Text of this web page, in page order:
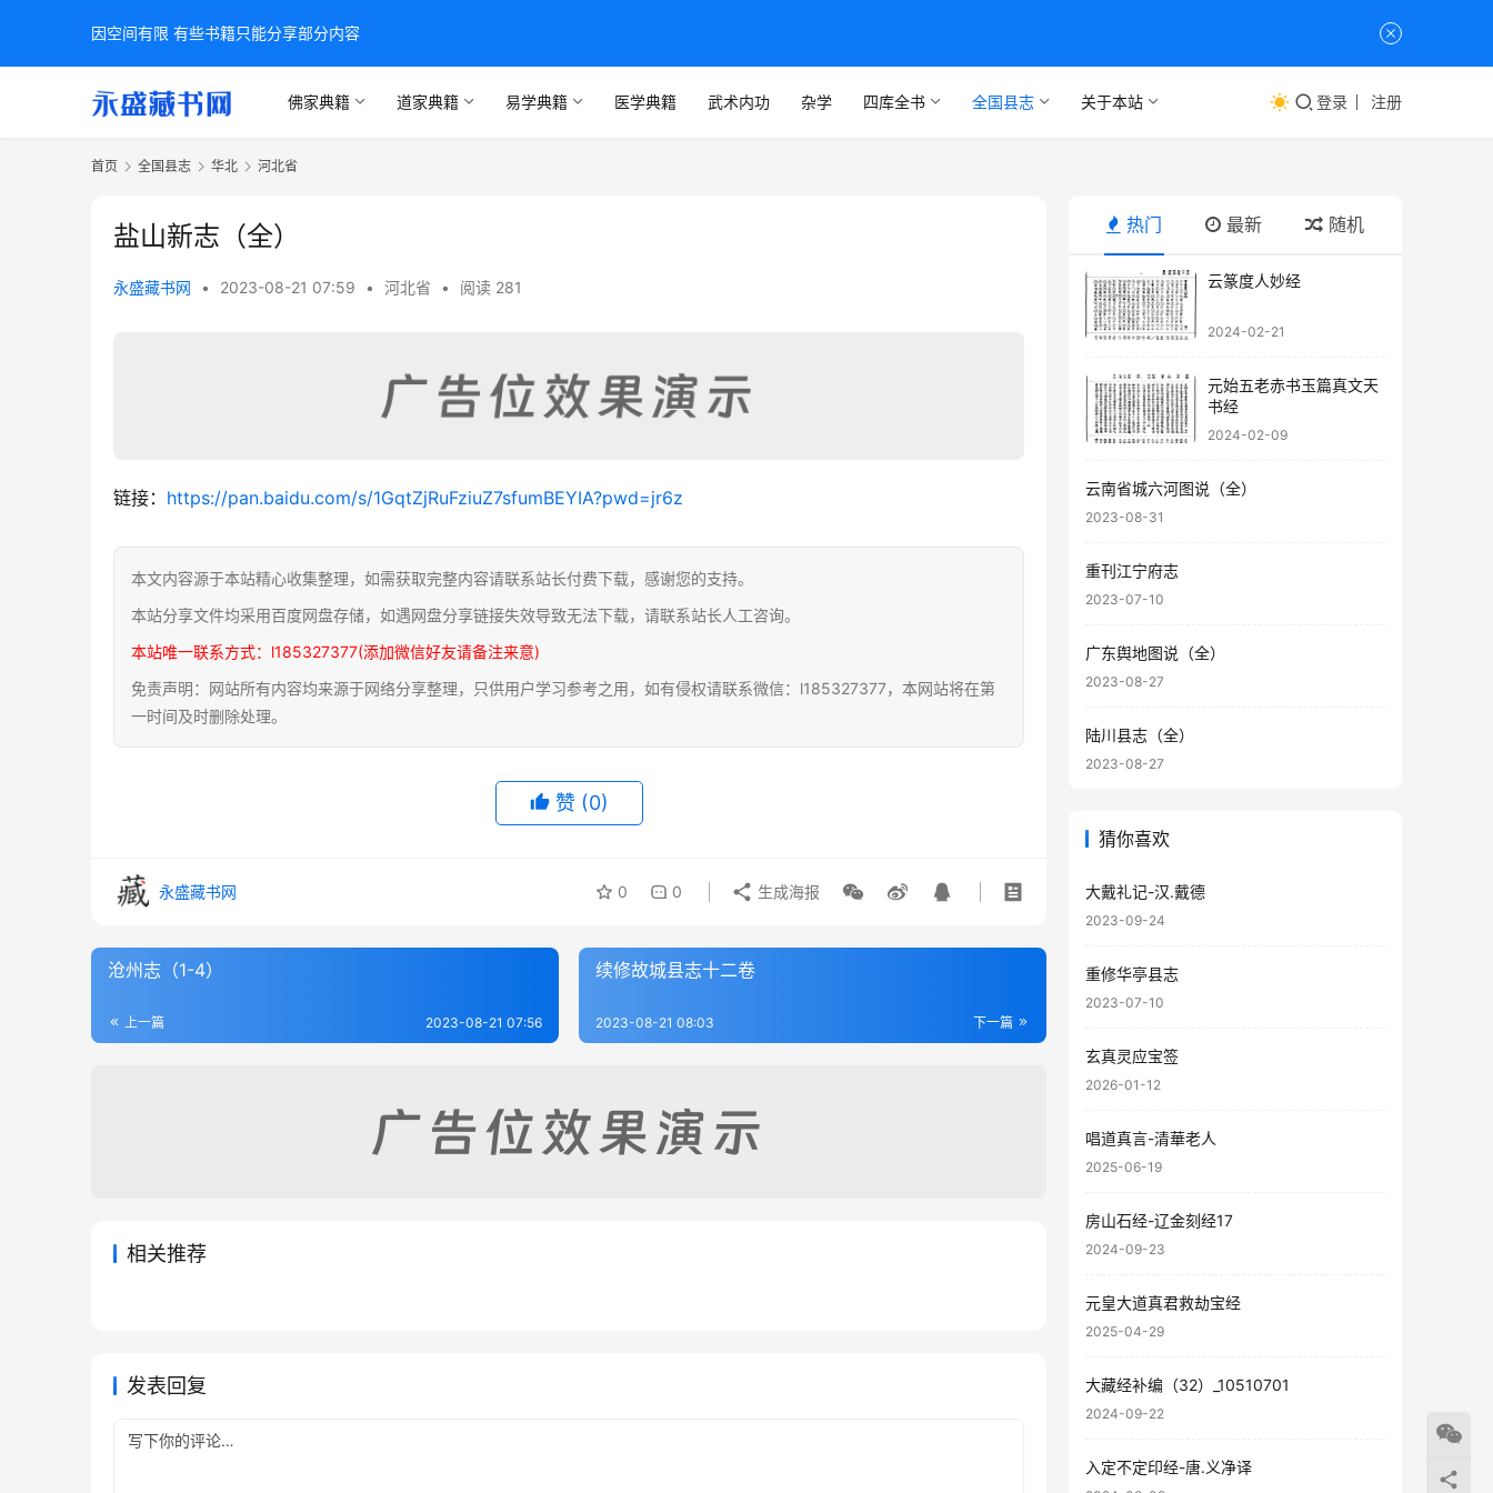
佛家典籍 道家典籍 易学典籍 医学典籍 武术内功 杂学 四库全书 全国县志 关于本站 登录 注册
首页 全国县志 华北 河北省
盐山新志（全）
永盛藏书网 • 2023-08-21 07:59 • 河北省 • 阅读 281
链接： https://pan.baidu.com/s/1GqtZjRuFziuZ7sfumBEYIA?pwd=jr6z
本文内容源于本站精心收集整理，如需获取完整内容请联系站长付费下载，感谢您的支持。
本站分享文件均采用百度网盘存储，如遇网盘分享链接失效导致无法下载，请联系站长人工咨询。
本站唯一联系方式：l185327377(添加微信好友请备注来意)
免责声明：网站所有内容均来源于网络分享整理，只供用户学习参考之用，如有侵权请联系微信：l185327377，本网站将在第
一时间及时删除处理。
赞 (0)
永盛藏书网 0 0 生成海报
沧州志（1-4）
上一篇 2023-08-21 07:56
续修故城县志十二卷
下一篇
2023-08-21 08:03
相关推荐
发表回复
热门 最新 随机
云篆度人妙经
2024-02-21
元始五老赤书玉篇真文天
书经
2024-02-09
云南省城六河图说（全）
2023-08-31
重刊江宁府志
2023-07-10
广东舆地图说（全）
2023-08-27
陆川县志（全）
2023-08-27
猜你喜欢
大戴礼记-汉.戴德
2023-09-24
重修华亭县志
2023-07-10
玄真灵应宝签
2026-01-12
唱道真言-清華老人
2025-06-19
房山石经-辽金刻经17
2024-09-23
元皇大道真君救劫宝经
2025-04-29
大藏经补编（32）_10510701
2024-09-22
入定不定印经-唐.义净译
因空间有限 有些书籍只能分享部分内容